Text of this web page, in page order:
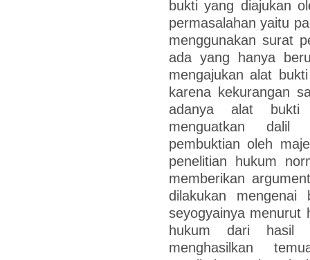
bukti yang diajukan
permasalahan yaitu
menggunakan surat
ada yang hanya
mengajukan alat
karena kekurangan
adanya alat bukti
menguatkan dalil
pembuktian oleh
penelitian hukum
memberikan
dilakukan
seyogyainya menurut
hukum dari hasil
menghasilkan